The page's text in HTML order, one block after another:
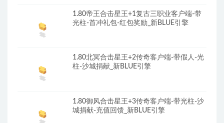
1.80帝王合击星王+1复古三职业客户端-带
光柱-首冲礼包-红包奖励_新BLUE引擎
1.80北冥合击星王+2传奇客户端-带假人-光
柱-沙城捐献_新BLUE引擎
1.80御风合击星王+3传奇客户端-带光柱-沙
城捐献-充值回馈_新BLUE引擎